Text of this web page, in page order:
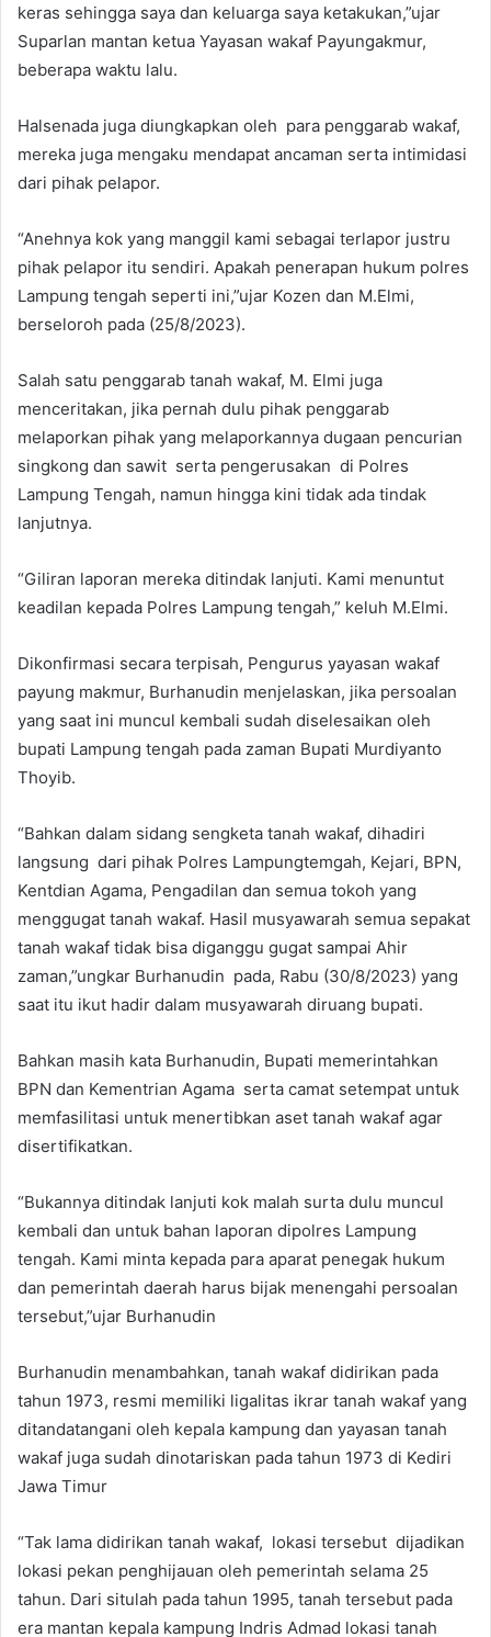
keras sehingga saya dan keluarga saya ketakukan,”ujar
Suparlan mantan ketua Yayasan wakaf Payungakmur,
beberapa waktu lalu.
Halsenada juga diungkapkan oleh para penggarab wakaf,
mereka juga mengaku mendapat ancaman serta intimidasi
dari pihak pelapor.
“Anehnya kok yang manggil kami sebagai terlapor justru
pihak pelapor itu sendiri. Apakah penerapan hukum polres
Lampung tengah seperti ini,”ujar Kozen dan M.Elmi,
berseloroh pada (25/8/2023).
Salah satu penggarab tanah wakaf, M. Elmi juga
menceritakan, jika pernah dulu pihak penggarab
melaporkan pihak yang melaporkannya dugaan pencurian
singkong dan sawit serta pengerusakan di Polres
Lampung Tengah, namun hingga kini tidak ada tindak
lanjutnya.
“Giliran laporan mereka ditindak lanjuti. Kami menuntut
keadilan kepada Polres Lampung tengah,” keluh M.Elmi.
Dikonfirmasi secara terpisah, Pengurus yayasan wakaf
payung makmur, Burhanudin menjelaskan, jika persoalan
yang saat ini muncul kembali sudah diselesaikan oleh
bupati Lampung tengah pada zaman Bupati Murdiyanto
Thoyib.
“Bahkan dalam sidang sengketa tanah wakaf, dihadiri
langsung dari pihak Polres Lampungtemgah, Kejari, BPN,
Kentdian Agama, Pengadilan dan semua tokoh yang
menggugat tanah wakaf. Hasil musyawarah semua sepakat
tanah wakaf tidak bisa diganggu gugat sampai Ahir
zaman,”ungkar Burhanudin pada, Rabu (30/8/2023) yang
saat itu ikut hadir dalam musyawarah diruang bupati.
Bahkan masih kata Burhanudin, Bupati memerintahkan
BPN dan Kementrian Agama serta camat setempat untuk
memfasilitasi untuk menertibkan aset tanah wakaf agar
disertifikatkan.
“Bukannya ditindak lanjuti kok malah surta dulu muncul
kembali dan untuk bahan laporan dipolres Lampung
tengah. Kami minta kepada para aparat penegak hukum
dan pemerintah daerah harus bijak menengahi persoalan
tersebut,”ujar Burhanudin
Burhanudin menambahkan, tanah wakaf didirikan pada
tahun 1973, resmi memiliki ligalitas ikrar tanah wakaf yang
ditandatangani oleh kepala kampung dan yayasan tanah
wakaf juga sudah dinotariskan pada tahun 1973 di Kediri
Jawa Timur
“Tak lama didirikan tanah wakaf, lokasi tersebut dijadikan
lokasi pekan penghijauan oleh pemerintah selama 25
tahun. Dari situlah pada tahun 1995, tanah tersebut pada
era mantan kepala kampung Indris Admad lokasi tanah